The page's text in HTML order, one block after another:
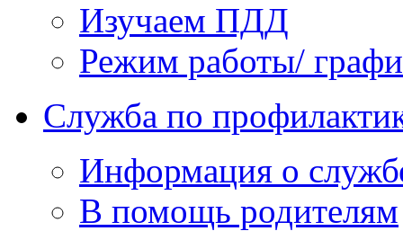
Изучаем ПДД
Режим работы/
Служба по
Информация о
В помощь родителям